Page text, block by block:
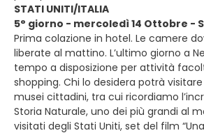
STATI UNITI/ITALIA
5° giorno - mercoledì 14 Ottobre -
Prima colazione in hotel. Le camere
liberate al mattino. L’ultimo giorno a
tempo a disposizione per attività
shopping. Chi lo desidera potrà
musei cittadini, tra cui ricordiamo
Storia Naturale, uno dei più grandi al
visitati degli Stati Uniti, set del film